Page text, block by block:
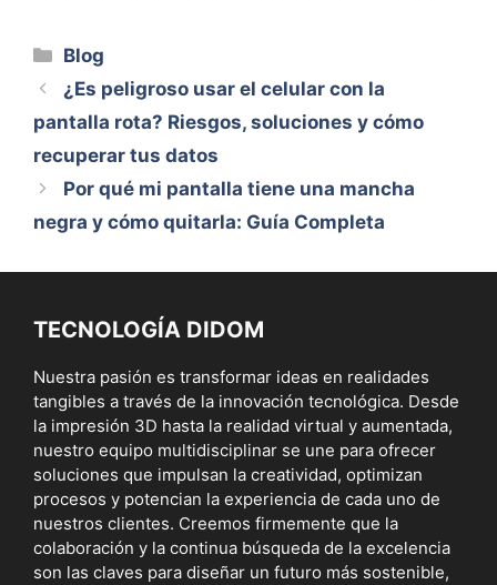
Categorías
Blog
¿Es peligroso usar el celular con la
pantalla rota? Riesgos, soluciones y cómo
recuperar tus datos
Por qué mi pantalla tiene una mancha
negra y cómo quitarla: Guía Completa
TECNOLOGÍA DIDOM
Nuestra pasión es transformar ideas en realidades
tangibles a través de la innovación tecnológica. Desde
la impresión 3D hasta la realidad virtual y aumentada,
nuestro equipo multidisciplinar se une para ofrecer
soluciones que impulsan la creatividad, optimizan
procesos y potencian la experiencia de cada uno de
nuestros clientes. Creemos firmemente que la
colaboración y la continua búsqueda de la excelencia
son las claves para diseñar un futuro más sostenible,